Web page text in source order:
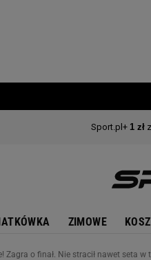
ZIMOWE
Zagra o finał. Nie stracił nawet seta w